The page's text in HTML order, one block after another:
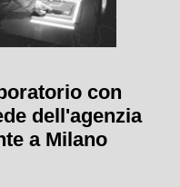
con
dell'agenzia
a Milano